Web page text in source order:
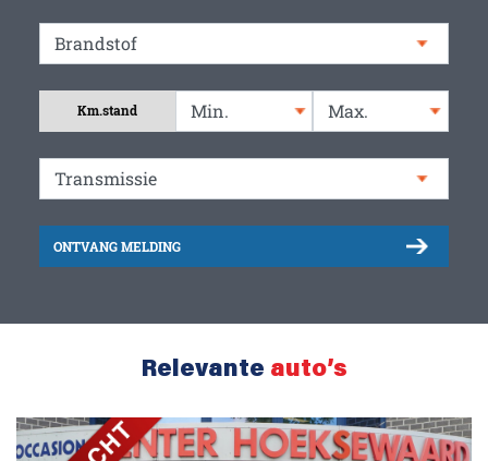
Km.stand
ONTVANG MELDING
Relevante auto’s